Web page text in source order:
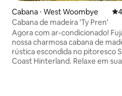
Cabana ⋅ West Woombye
Cabana de madeira 'Ty Pren'
Agora com ar-condicionado! Fuja para
nossa charmosa cabana de
rústica escondida no pitoresco
Coast Hinterland. Relaxe em